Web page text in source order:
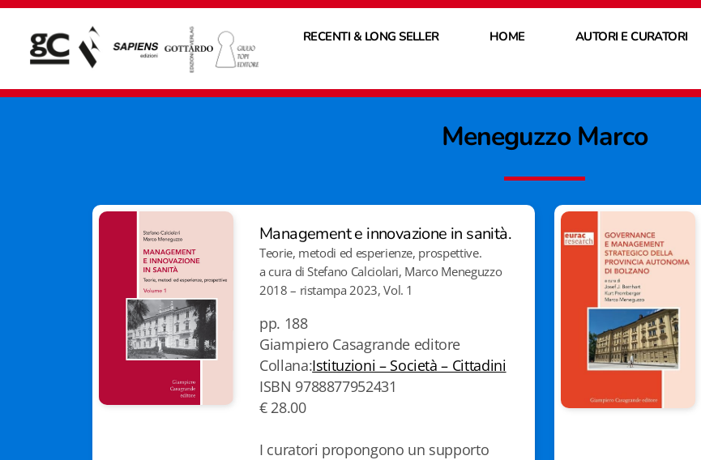
RECENTI & LONG SELLER HOME AUTORI E CURATORI
Meneguzzo Marco
Management e innovazione in sanità.
Teorie, metodi ed esperienze, prospettive.
a cura di Stefano Calciolari, Marco Meneguzzo
2018 – ristampa 2023, Vol. 1
pp. 188
Giampiero Casagrande editore
Collana:Istituzioni – Società – Cittadini
ISBN 9788877952431
€ 28.00
I curatori propongono un supporto